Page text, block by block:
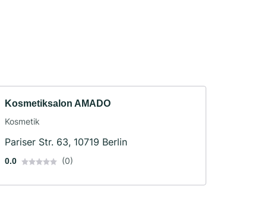
Kosmetiksalon AMADO
Kosmetik
Pariser Str. 63, 10719 Berlin
0.0 (0)